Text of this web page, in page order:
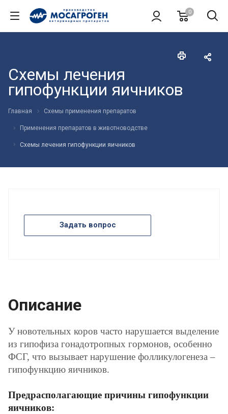
0
Схемы лечения
гипофункции яичников
Главная Схемы применения препаратов
Применения препаратов в животноводстве
Схемы лечения гипофункции яичников
Задать вопрос
Описание
У новотельных коров часто нарушается выделение
из гипофиза гонадотропных гормонов, особенно
ФСГ, что вызывает нарушение фолликулогенеза –
гипофункцию яичников.
Предрасполагающие причины гипофункции
яичников: